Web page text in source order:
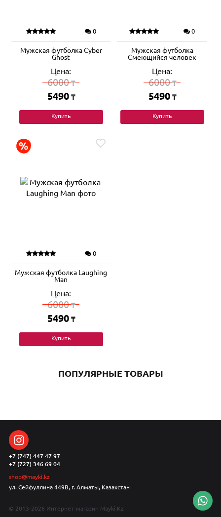
0
Мужская футболка Cyber
Ghost
Цена:
6000₸
5490 ₸
Купить
0
Мужская футболка
Смеющийся человек
Цена:
6000₸
5490 ₸
Купить
0
Мужская футболка Laughing
Man
Цена:
6000₸
5490 ₸
Купить
ПОПУЛЯРНЫЕ ТОВАРЫ
+7 (747) 447 47 97
+7 (727) 346 69 04
shop@mayki.kz
ул. Сейфуллина 449В, г. Алматы, Казахстан
© 2013-2026 Интернет-магазин Mayki.Kz